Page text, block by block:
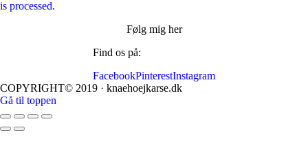
is processed.
Følg mig her
Find os på:
FacebookPinterestInstagram
COPYRIGHT© 2019 · knaehoejkarse.dk
Gå til toppen